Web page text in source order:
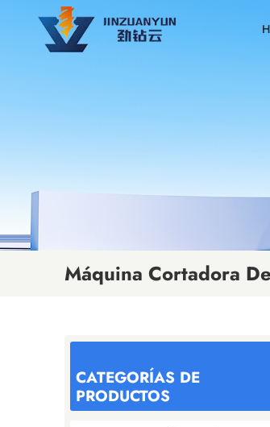
Máquina Cortadora
CATEGORÍAS DE
PRODUCTOS